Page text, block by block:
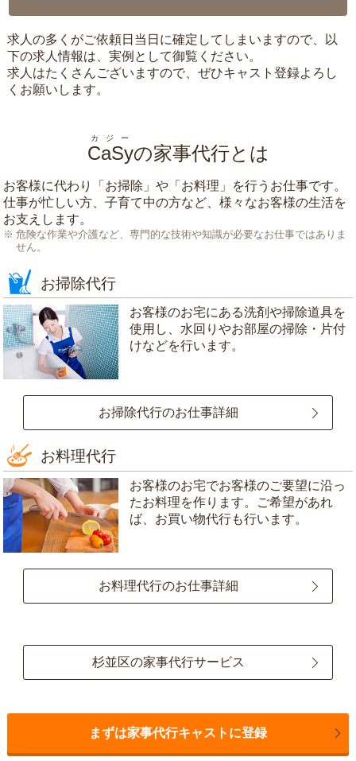
求人の多くがご依頼日当日に確定してしまいますので、以
下の求人情報は、実例として御覧ください。
求人はたくさんございますので、ぜひキャスト登録よろし
くお願いします。
CaSy
カジー
の家事代行とは
お客様に代わり「 お掃除 」や「 お料理 」を行うお仕事です。
仕事が忙しい方、子育て中の方など、様々なお客様の生活を
お支えします。
危険な作業や介護など、専門的な技術や知識が必要なお仕事ではありま
せん。
お掃除代行
お客様のお宅にある洗剤や掃除道具を
使用し、水回りやお部屋の掃除・片付
けなどを行います。
お掃除代行のお仕事詳細
お料理代行
お客様のお宅でお客様のご要望に沿っ
たお料理を作ります。ご希望があれ
ば、お買い物代行も行います。
お料理代行のお仕事詳細
杉並区の家事代行サービス
まずは家事代行キャストに登録